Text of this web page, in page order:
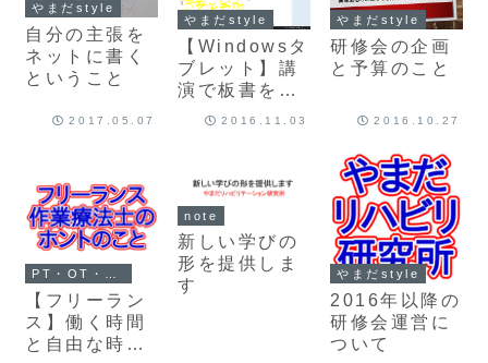
やまだstyle
自分の主張を
ネットに書く
ということ
2017.05.07
やまだstyle
【Windowsタ
ブレット】講
演で板書をス
クリーンに表
2016.11.03
やまだstyle
研修会の企画
と予算のこと
2016.10.27
【フリーラン
ス】働く時間
と自由な時間
note
新しい学びの
形を提供しま
す
やまだstyle
2016年以降の
研修会運営に
ついて